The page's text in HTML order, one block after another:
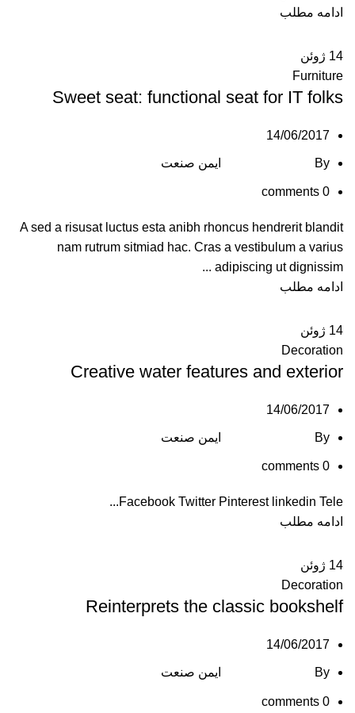
ادامه مطلب
14 ژوئن
Furniture
Sweet seat: functional seat for IT folks
14/06/2017
By ایمن صنعت
0
comments
A sed a risusat luctus esta anibh rhoncus hendrerit blandit
nam rutrum sitmiad hac. Cras a vestibulum a varius
adipiscing ut dignissim ...
ادامه مطلب
14 ژوئن
Decoration
Creative water features and exterior
14/06/2017
By ایمن صنعت
0
comments
Facebook Twitter Pinterest linkedin Tele...
ادامه مطلب
14 ژوئن
Decoration
Reinterprets the classic bookshelf
14/06/2017
By ایمن صنعت
0
comments